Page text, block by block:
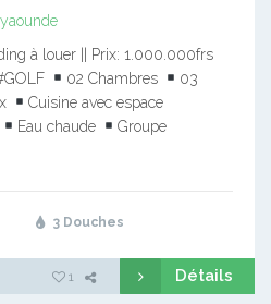
à louer || Prix: 1.000.000frs
02 Chambres
03
Cuisine avec espace
Eau chaude
Groupe
3 Douches
1 Détails